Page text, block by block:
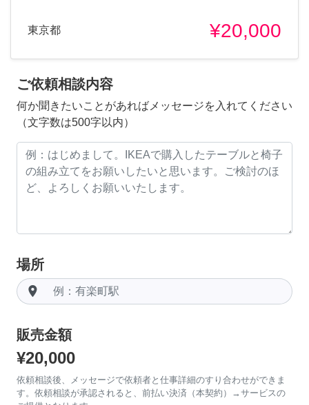
東京都 ¥20,000
ご依頼相談内容
何か聞きたいことがあればメッセージを入れてください
（文字数は500字以内）
場所
room
販売金額
¥20,000
依頼相談後、メッセージで依頼者と仕事詳細のすり合わせができま
す。依頼相談が承認されると、前払い決済（本契約）→サービスの